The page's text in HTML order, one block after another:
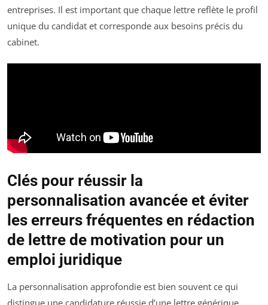
entreprises. Il est important que chaque lettre reflète le profil
unique du candidat et corresponde aux besoins précis du
cabinet.
Clés pour réussir la
personnalisation avancée et éviter
les erreurs fréquentes en rédaction
de lettre de motivation pour un
emploi juridique
La personnalisation approfondie est bien souvent ce qui